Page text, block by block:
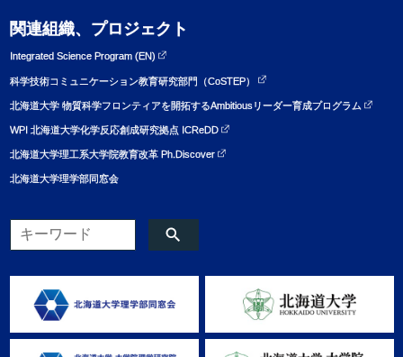
関連組織、プロジェクト
Integrated Science Program (EN)
科学技術コミュニケーション教育研究部門（CoSTEP）
北海道大学 物質科学フロンティアを開拓するAmbitiousリーダー育成プログラム
WPI 北海道大学化学反応創成研究拠点 ICReDD
北海道大学理工系大学院教育改革 Ph.Discover
北海道大学理学部同窓会